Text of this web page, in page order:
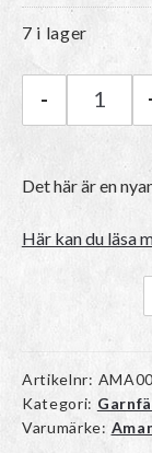
7 i lager
-
Det här är en
Här kan du läsa
Artikelnr:
Kategori:
Varumärke: